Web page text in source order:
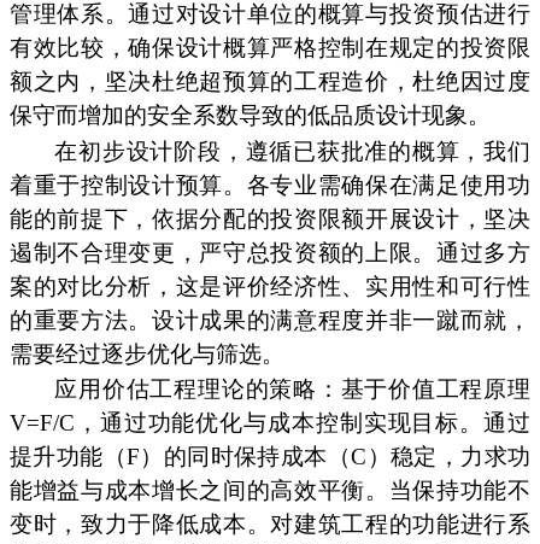
管理体系。通过对设计单位的概算与投资预估进行
有效比较，确保设计概算严格控制在规定的投资限
额之内，坚决杜绝超预算的工程造价，杜绝因过度
保守而增加的安全系数导致的低品质设计现象。
在初步设计阶段，遵循已获批准的概算，我们
着重于控制设计预算。各专业需确保在满足使用功
能的前提下，依据分配的投资限额开展设计，坚决
遏制不合理变更，严守总投资额的上限。通过多方
案的对比分析，这是评价经济性、实用性和可行性
的重要方法。设计成果的满意程度并非一蹴而就，
需要经过逐步优化与筛选。
应用价估工程理论的策略：基于价值工程原理
V=F/C，通过功能优化与成本控制实现目标。通过
提升功能（F）的同时保持成本（C）稳定，力求功
能增益与成本增长之间的高效平衡。当保持功能不
变时，致力于降低成本。对建筑工程的功能进行系